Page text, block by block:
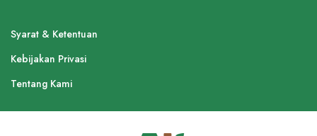
Syarat & Ketentuan
Kebijakan Privasi
Tentang Kami